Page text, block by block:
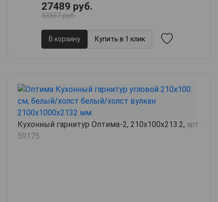
27489 руб.
33537 руб.
В корзину Купить в 1 клик
Кухонный гарнитур Оптима-2, 210х100х213.2, арт.
59175